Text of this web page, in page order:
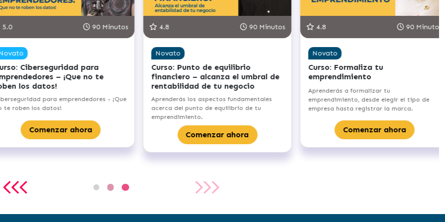
90 Minutos
Punto de equilibrio
– alcanza el umbral de
de tu negocio
los aspectos fundamentales
del punto de equilibrio de tu
Comenzar ahora
4.8 90 Minutos
Novato
Curso: Formaliza tu
emprendimiento
Aprenderás a formalizar tu
emprendimiento, desde elegir el tipo de
empresa hasta registrar la marca.
Comenzar ahora
5.0 90 Minutos
Novato
Curso: Crecimiento liderado por la
comunidad – haz crecer tu
Aprenderás las bases del Community-Led
Growth, para crecer tu negocio en base a
Comenzar ahora